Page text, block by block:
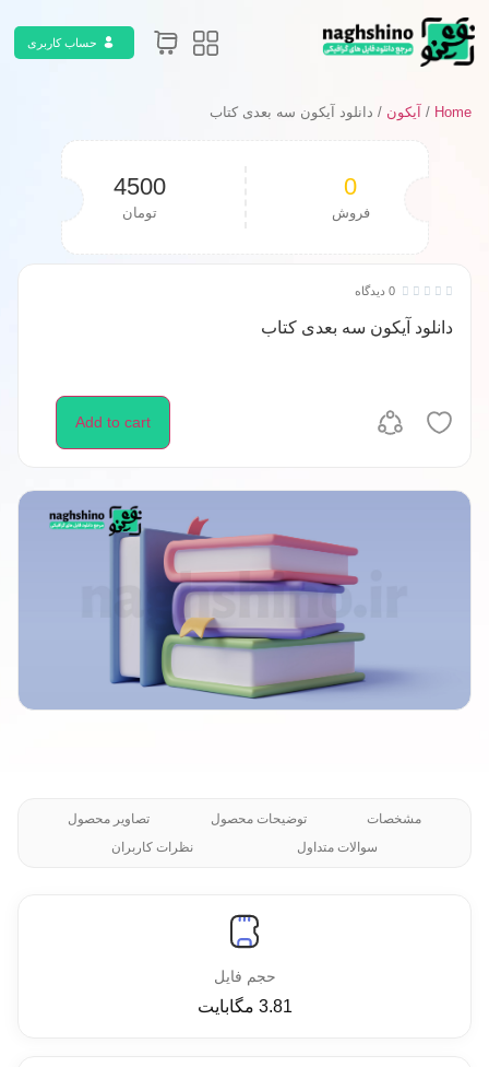
حساب کاربری
Home
/ آیکون / دانلود آیکون سه بعدی کتاب
0
فروش
4500
تومان




 0 دیدگاه
دانلود آیکون سه بعدی کتاب
Add to cart
مشخصات توضیحات محصول
تصاویر محصول
سوالات متداول
نظرات کاربران
حجم فایل
3.81 مگابایت